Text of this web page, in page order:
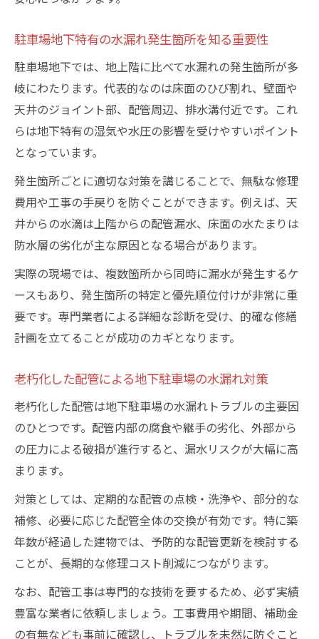
策
補助金を活用した漏水修理の進め方
地下駐車場水漏れ工事で使える補助金の基
礎知識
駐車場地下水漏れ修理に補助金を申請する
流れ
漏水工事費用補助金を活用するポイントと
は
水漏れ修理の補助金申請に必要な書類と準
備
駐車場地下の水漏れ工事に補助金が適用さ
れる条件
駐車場地下特有の水漏れ発生箇所を知る重要性
駐車場地下では、地上階に比べて水漏れの発生箇所が多
岐にわたります。代表的なのは床面のひび割れ、壁面や
天井のジョイント部、配管周辺、排水溝付近です。これ
らは地下特有の湿気や水圧の影響を受けやすいポイント
となっています。
発生箇所ごとに適切な対策を講じることで、無駄な修理
費用や工事の手戻りを防ぐことができます。例えば、天
井からの水滴は上階からの配管漏水、床面の水たまりは
防水層の劣化が主な原因となる場合があります。
実際の現場では、複数箇所から同時に漏水が発生するケ
ースもあり、発生箇所の特定と優先順位付けが非常に重
要です。専門業者による詳細な診断を受け、的確な修繕
計画を立てることが成功のカギとなります。
老朽化した配管による地下駐車場の水漏れ対策
老朽化した配管は地下駐車場の水漏れトラブルの主要因
のひとつです。配管内部の腐食や継手の劣化、外部から
の圧力による破損が進行すると、漏水リスクが大幅に高
まります。
対策としては、定期的な配管の点検・洗浄や、部分的な
補修、必要に応じた配管全体の交換が有効です。特に築
年数が経過した建物では、予防的な配管更新を検討する
ことが、長期的な修理コスト削減につながります。
なお、配管工事は専門的な技術を要するため、必ず実績
豊富な業者に依頼しましょう。工事費用や期間、補助金
の有無なども事前に確認し、トラブルを未然に防ぐこと